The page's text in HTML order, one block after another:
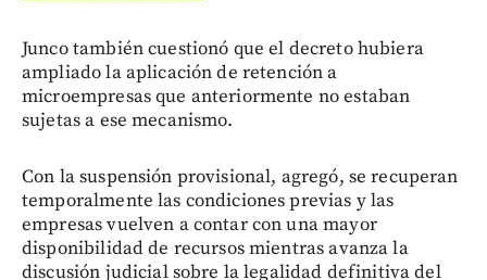
Junco también cuestionó que el decreto hubiera
ampliado la aplicación de retención a
microempresas que anteriormente no estaban
sujetas a ese mecanismo.
Con la suspensión provisional, agregó, se recuperan
temporalmente las condiciones previas y las
empresas vuelven a contar con una mayor
disponibilidad de recursos mientras avanza la
discusión judicial sobre la legalidad definitiva del